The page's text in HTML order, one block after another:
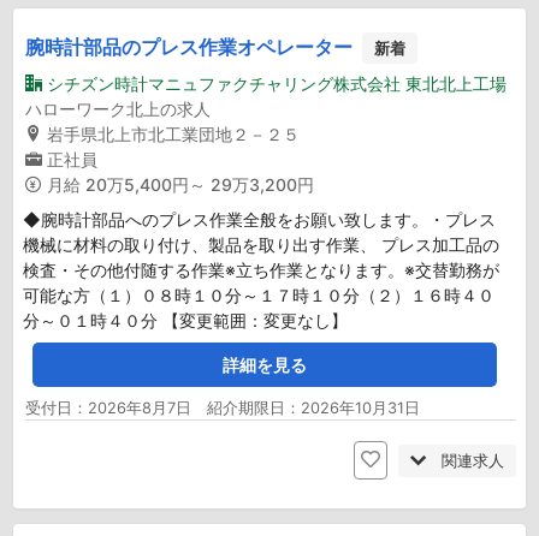
腕時計部品のプレス作業オペレーター 新着
シチズン時計マニュファクチャリング株式会社 東北北上工場
ハローワーク北上の求人
岩手県北上市北工業団地２－２５
正社員
月給 20万5,400円～ 29万3,200円
◆腕時計部品へのプレス作業全般をお願い致します。・プレス
機械に材料の取り付け、製品を取り出す作業、 プレス加工品の
検査・その他付随する作業※立ち作業となります。※交替勤務が
可能な方（１）０８時１０分～１７時１０分（２）１６時４０
分～０１時４０分 【変更範囲：変更なし】
詳細を見る
受付日：2026年8月7日 紹介期限日：2026年10月31日
関連求人